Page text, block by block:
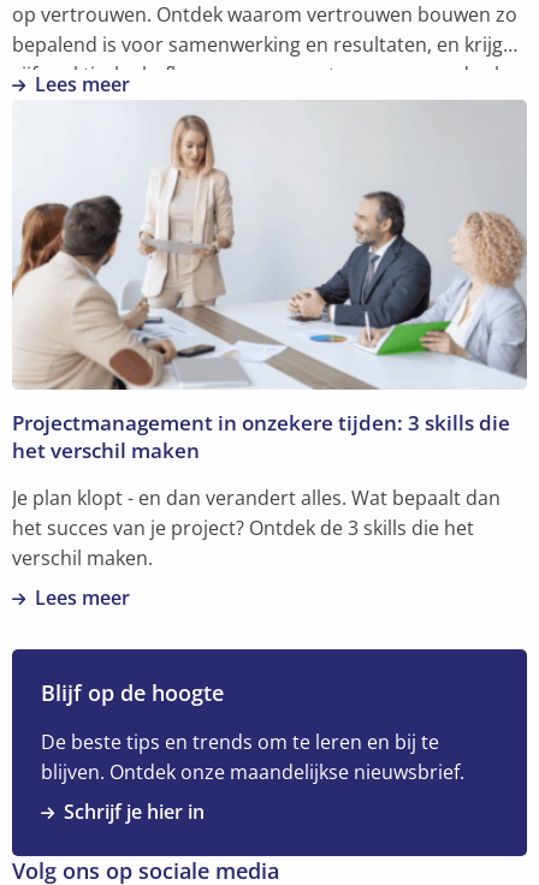
op vertrouwen. Ontdek waarom vertrouwen bouwen zo
bepalend is voor samenwerking en resultaten, en krijg
vijf praktische hefbomen om er meteen mee aan de slag
Lees meer
Vertrouwen,
daar
moet
je
bouwen
Projectmanagement in onzekere tijden: 3 skills die
het verschil maken
Je plan klopt - en dan verandert alles. Wat bepaalt dan
het succes van je project? Ontdek de 3 skills die het
verschil maken.
Lees meer
meer
over
Projectmanagement
onzekere
tijden:
skills
Blijf op de hoogte
De beste tips en trends om te leren en bij te
blijven. Ontdek onze maandelijkse nieuwsbrief.
Schrijf je hier in
Volg ons op sociale media